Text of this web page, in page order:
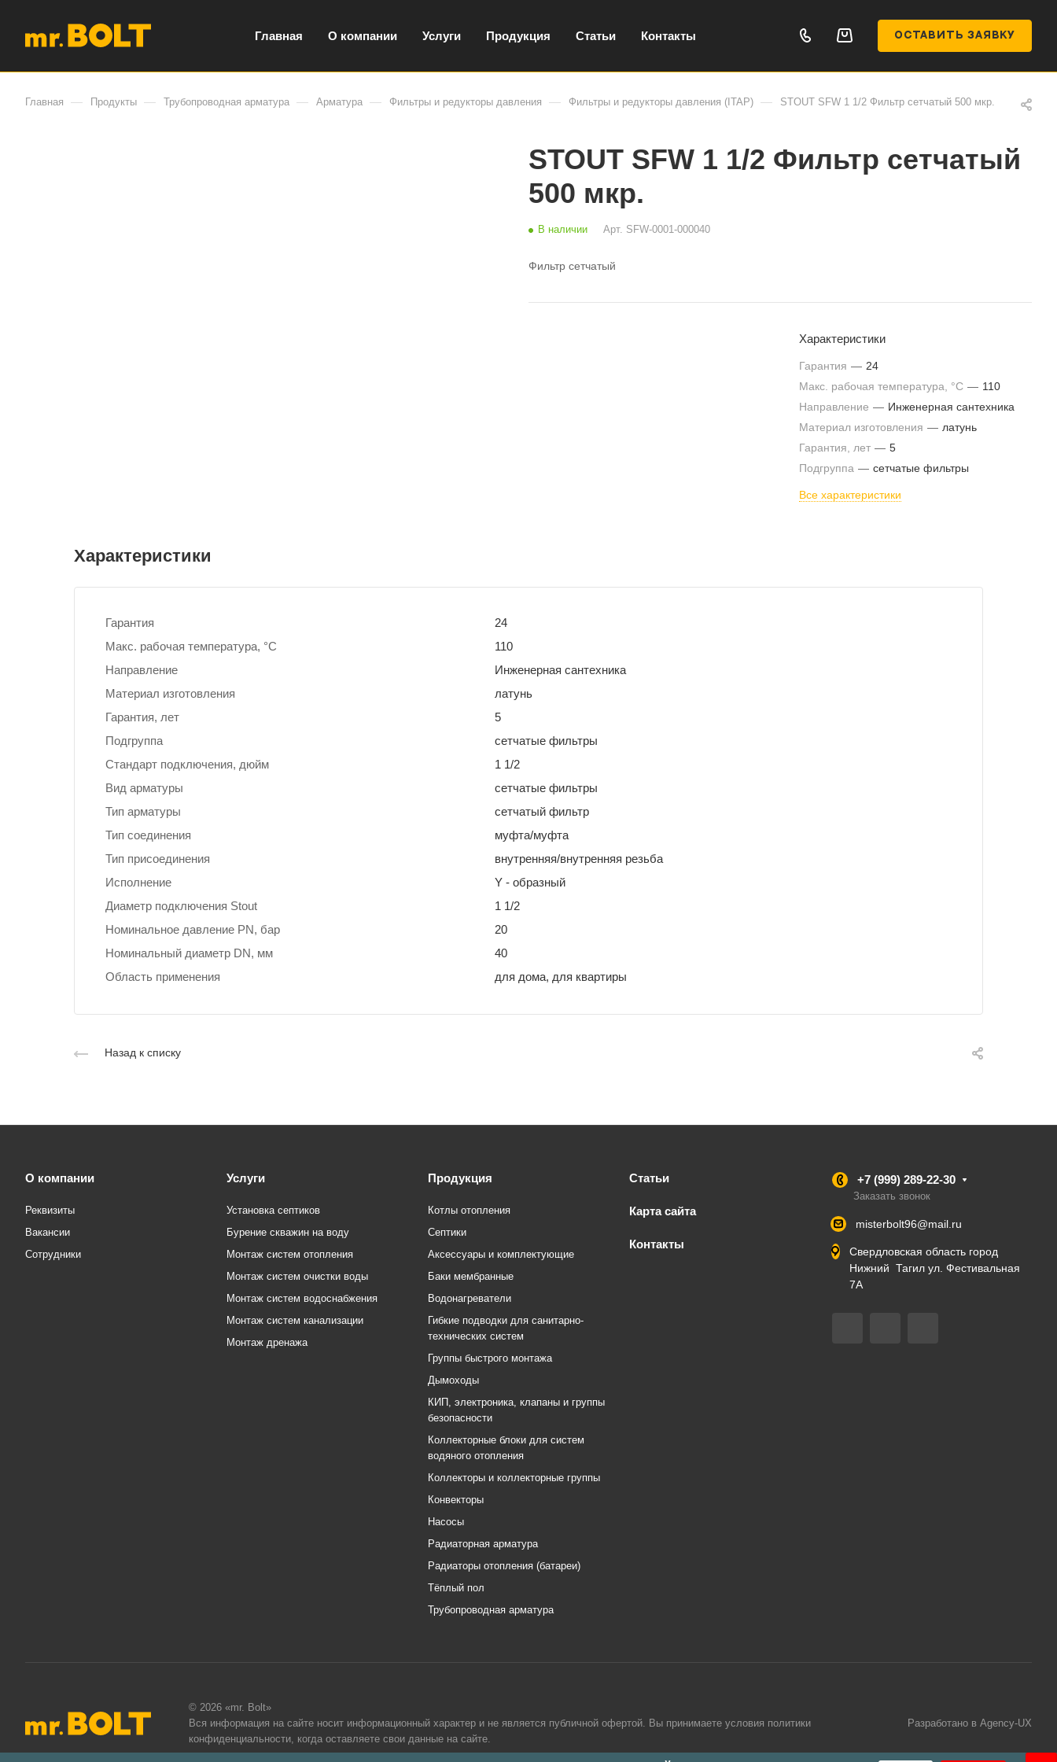
Главная О компании Услуги Продукция Статьи Контакты ОСТАВИТЬ ЗАЯВКУ
Главная — Продукты — Трубопроводная арматура — Арматура — Фильтры и редукторы давления — Фильтры и редукторы давления (ITAP) — STOUT SFW 1 1/2 Фильтр сетчатый 500 мкр.
STOUT SFW 1 1/2 Фильтр сетчатый
500 мкр.
В наличии Арт. SFW-0001-000040
Фильтр сетчатый
Характеристики
Гарантия — 24
Макс. рабочая температура, °С — 110
Направление — Инженерная сантехника
Материал изготовления — латунь
Гарантия, лет — 5
Подгруппа — сетчатые фильтры
Все характеристики
Характеристики
Гарантия
24
Макс. рабочая температура, °С
110
Направление
Инженерная сантехника
Материал изготовления
латунь
Гарантия, лет
5
Подгруппа
сетчатые фильтры
Стандарт подключения, дюйм
1 1/2
Вид арматуры
сетчатые фильтры
Тип арматуры
сетчатый фильтр
Тип соединения
муфта/муфта
Тип присоединения
внутренняя/внутренняя резьба
Исполнение
Y - образный
Диаметр подключения Stout
1 1/2
Номинальное давление PN, бар
20
Номинальный диаметр DN, мм
40
Область применения
для дома, для квартиры
Назад к списку
О компании
Реквизиты
Вакансии
Сотрудники
Услуги
Установка септиков
Бурение скважин на воду
Монтаж систем отопления
Монтаж систем очистки воды
Монтаж систем водоснабжения
Монтаж систем канализации
Монтаж дренажа
Продукция
Котлы отопления
Септики
Аксессуары и комплектующие
Баки мембранные
Водонагреватели
Гибкие подводки для санитарно-
технических систем
Группы быстрого монтажа
Дымоходы
КИП, электроника, клапаны и группы
безопасности
Коллекторные блоки для систем
водяного отопления
Коллекторы и коллекторные группы
Конвекторы
Насосы
Радиаторная арматура
Радиаторы отопления (батареи)
Тёплый пол
Трубопроводная арматура
Статьи
Карта сайта
Контакты
+7 (999) 289-22-30
Заказать звонок
misterbolt96@mail.ru
Свердловская область город
Нижний Тагил ул. Фестивальная
7А
© 2026 «mr. Bolt»
Вся информация на сайте носит информационный характер и не является публичной офертой. Вы принимаете условия политики
конфиденциальности, когда оставляете свои данные на сайте.
Разработано в Agency-UX